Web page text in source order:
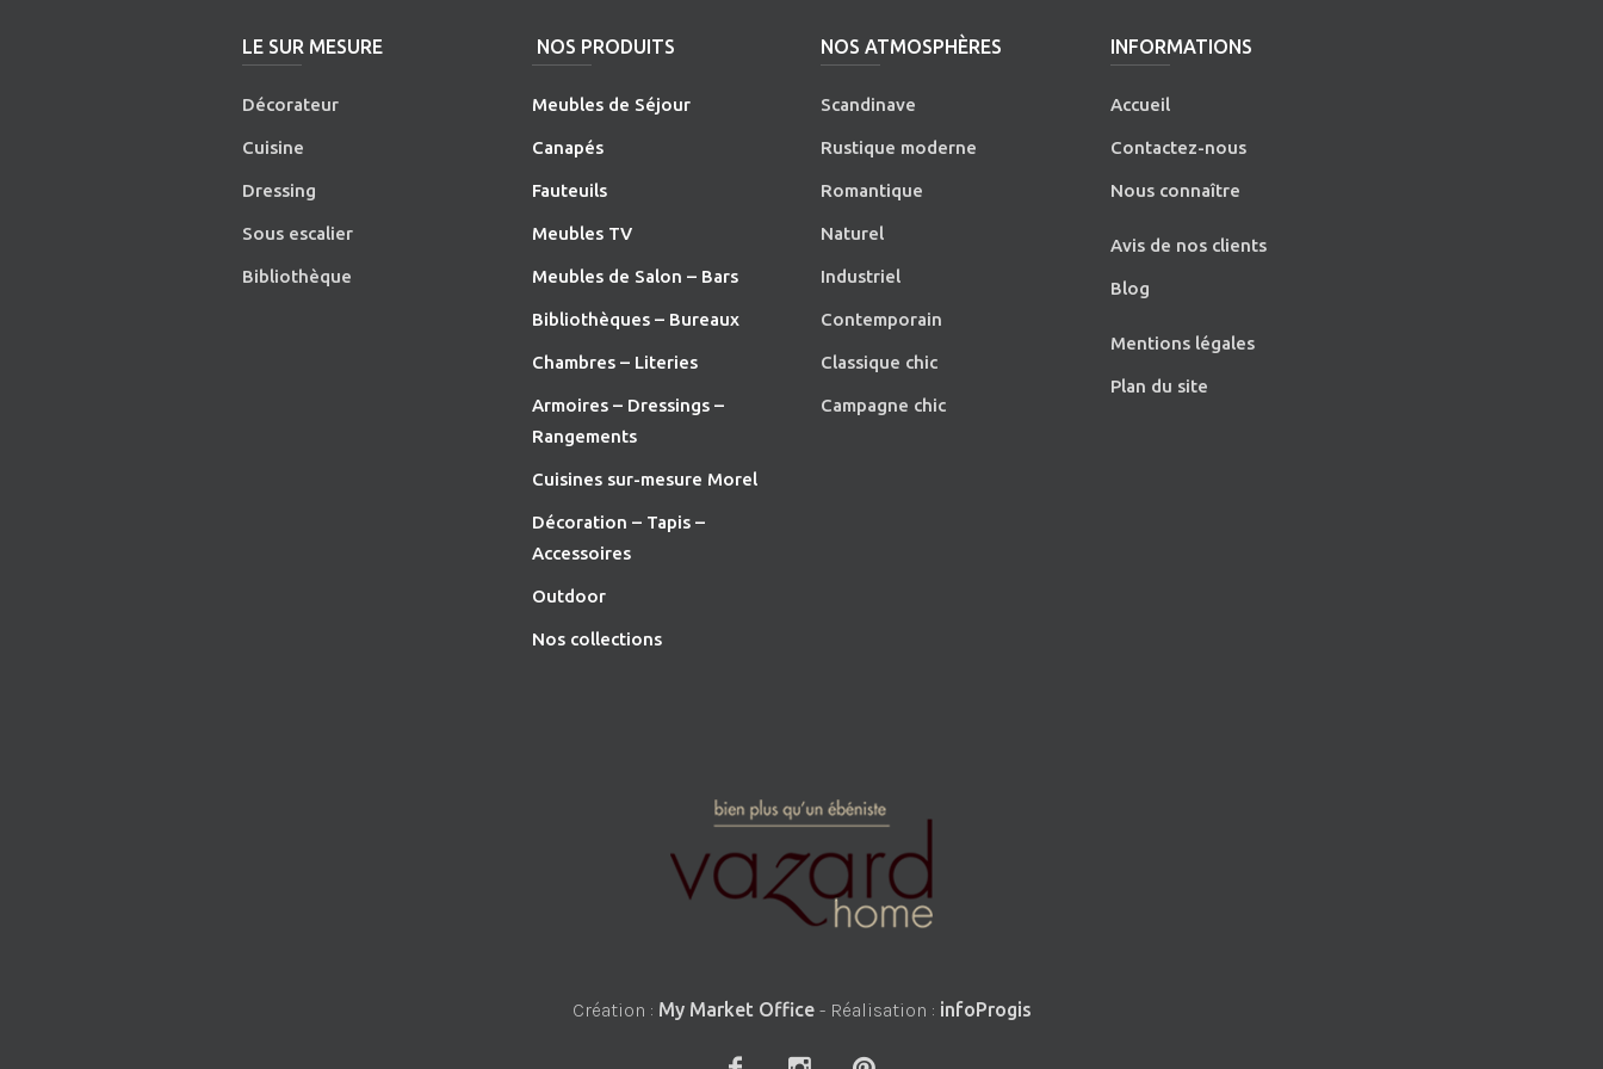
LE SUR MESURE
Décorateur
Cuisine
Dressing
Sous escalier
Bibliothèque
NOS PRODUITS
Meubles de Séjour
Canapés
Fauteuils
Meubles TV
Meubles de Salon – Bars
Bibliothèques – Bureaux
Chambres – Literies
Armoires – Dressings –
Rangements
Cuisines sur-mesure Morel
Décoration – Tapis –
Accessoires
Outdoor
Nos collections
NOS ATMOSPHÈRES
Scandinave
Rustique moderne
Romantique
Naturel
Industriel
Contemporain
Classique chic
Campagne chic
INFORMATIONS
Accueil
Contactez-nous
Nous connaître
Avis de nos clients
Blog
Mentions légales
Plan du site
Création : My Market Office- Réalisation : infoProgis